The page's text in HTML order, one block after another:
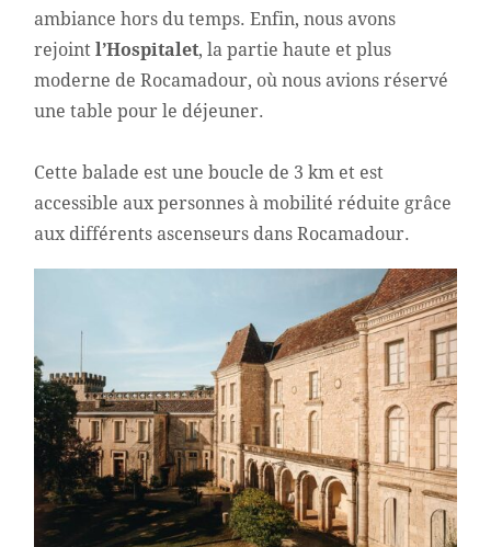
ambiance hors du temps. Enfin, nous avons
rejointl’Hospitalet, la partie haute et plus
moderne de Rocamadour, où nous avions réservé
une table pour le déjeuner.
Cette balade est une boucle de 3 km et est
accessible aux personnes à mobilité réduite grâce
aux différents ascenseurs dans Rocamadour.